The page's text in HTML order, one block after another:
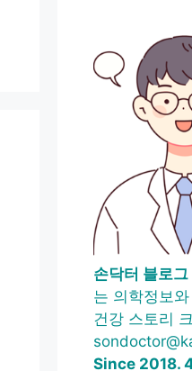
손닥터 블로그
는 의학정보
건강 스토리
Since 2018.